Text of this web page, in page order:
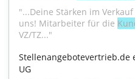
"...Deine Stärken im
uns! Mitarbeiter für die
VZ/TZ..."
Stellenangebotevertrieb.de
UG